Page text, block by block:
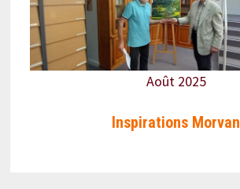
Août 2025
Inspirations Morvan